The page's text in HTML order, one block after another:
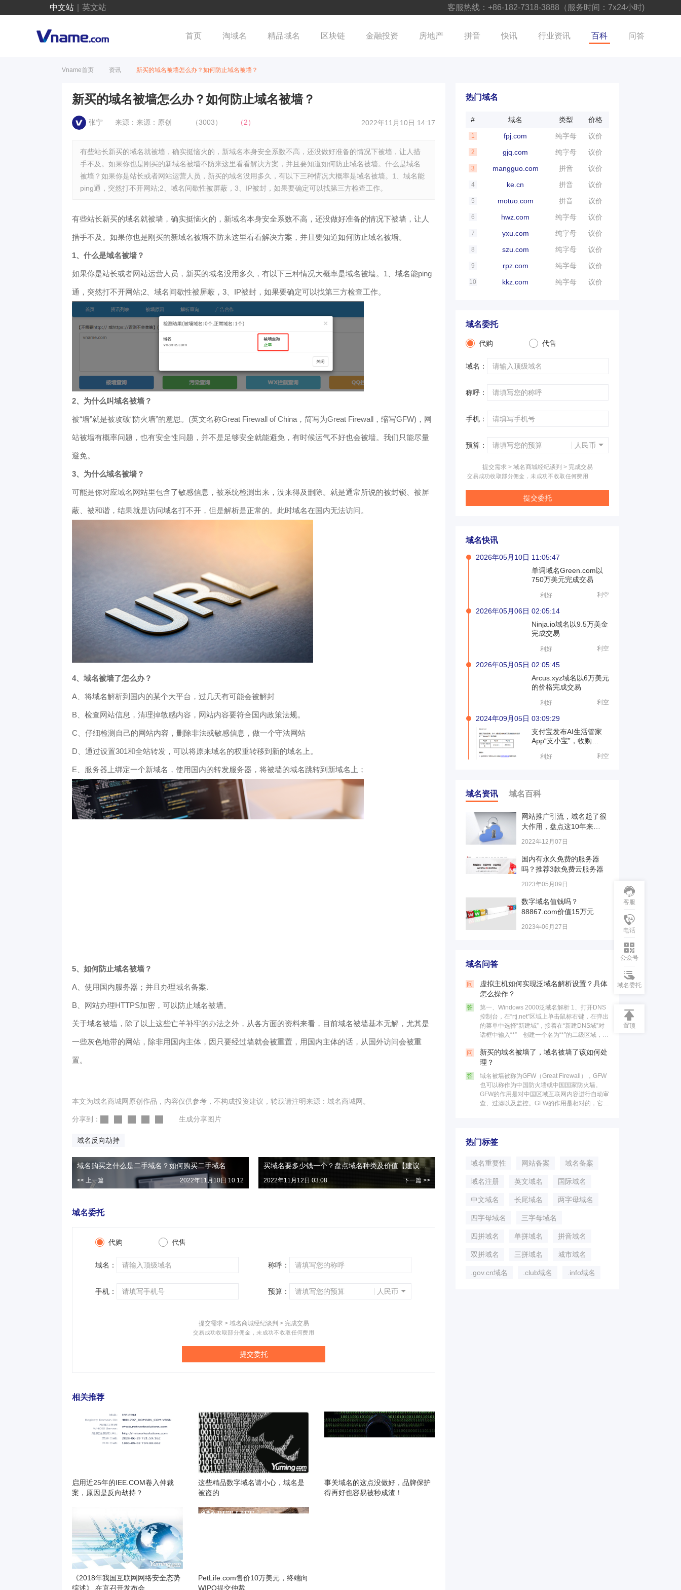
中文站 英文站 客服热线：+86-182-7318-3888（服务时间：7x24小时)
首页 淘域名 精品域名 区块链 金融投资 房地产 拼音 快讯 行业资讯 百科 问答
Vname首页 资讯 新买的域名被墙怎么办？如何防止域名被墙？
新买的域名被墙怎么办？如何防止域名被墙？
张宁 来源：来源：原创 （3003） （2） 2022年11月10日 14:17
有些站长新买的域名就被墙，确实挺恼火的，新域名本身安全系数不高，还没做好准备的情况下被墙，让人措
手不及。如果你也是刚买的新域名被墙不防来这里看看解决方案，并且要知道如何防止域名被墙。什么是域名
被墙？如果你是站长或者网站运营人员，新买的域名没用多久，有以下三种情况大概率是域名被墙。1、域名能
ping通，突然打不开网站;2、域名间歇性被屏蔽，3、IP被封，如果要确定可以找第三方检查工作。
有些站长新买的域名就被墙，确实挺恼火的，新域名本身安全系数不高，还没做好准备的情况下被墙，让人
措手不及。如果你也是刚买的新域名被墙不防来这里看看解决方案，并且要知道如何防止域名被墙。
1、什么是域名被墙？
如果你是站长或者网站运营人员，新买的域名没用多久，有以下三种情况大概率是域名被墙。1、域名能ping
通，突然打不开网站;2、域名间歇性被屏蔽，3、IP被封，如果要确定可以找第三方检查工作。
2、为什么叫域名被墙？
被“墙”就是被攻破“防火墙”的意思。(英文名称Great Firewall of China，简写为Great Firewall，缩写GFW)，网
站被墙有概率问题，也有安全性问题，并不是足够安全就能避免，有时候运气不好也会被墙。我们只能尽量
避免。
3、为什么域名被墙？
可能是你对应域名网站里包含了敏感信息，被系统检测出来，没来得及删除。就是通常所说的被封锁、被屏
蔽、被和谐，结果就是访问域名打不开，但是解析是正常的。此时域名在国内无法访问。
4、域名被墙了怎么办？
A、将域名解析到国内的某个大平台，过几天有可能会被解封
B、检查网站信息，清理掉敏感内容，网站内容要符合国内政策法规。
C、仔细检测自己的网站内容，删除非法或敏感信息，做一个守法网站
D、通过设置301和全站转发，可以将原来域名的权重转移到新的域名上。
E、服务器上绑定一个新域名，使用国内的转发服务器，将被墙的域名跳转到新域名上；
5、如何防止域名被墙？
A、使用国内服务器；并且办理域名备案.
B、网站办理HTTPS加密，可以防止域名被墙。
关于域名被墙，除了以上这些亡羊补牢的办法之外，从各方面的资料来看，目前域名被墙基本无解，尤其是
一些灰色地带的网站，除非用国内主体，因只要经过墙就会被重置，用国内主体的话，从国外访问会被重
置。
本文为域名商城网原创作品，内容仅供参考，不构成投资建议，转载请注明来源：域名商城网。
分享到： 生成分享图片
域名反向劫持
域名购买之什么是二手域名？如何购买二手域名
<< 上一篇 2022年11月10日 10:12
买域名要多少钱一个？盘点域名种类及价值【建议收藏】
2022年11月12日 03:08 下一篇 >>
域名委托
代购 代售
域名： 称呼：
手机： 预算： 人民币
提交需求 > 域名商城经纪谈判 > 完成交易
交易成功收取部分佣金，未成功不收取任何费用
提交委托
相关推荐
启用近25年的IEE.COM卷入仲裁
案，原因是反向劫持？
这些精品数字域名请小心，域名是
被盗的
事关域名的这点没做好，品牌保护
得再好也容易被秒成渣！
《2018年我国互联网网络安全态势
综述》 在京召开发布会
PetLife.com售价10万美元，终端向
WIPO提交仲裁
热门域名
# 域名 类型 价格
1 fpj.com 纯字母 议价
2 gjq.com 纯字母 议价
3 mangguo.com 拼音 议价
4 ke.cn 拼音 议价
5 motuo.com 拼音 议价
6 hwz.com 纯字母 议价
7 yxu.com 纯字母 议价
8 szu.com 纯字母 议价
9 rpz.com 纯字母 议价
10 kkz.com 纯字母 议价
域名委托
代购 代售
域名：
称呼：
手机：
预算： 人民币
提交需求 > 域名商城经纪谈判 > 完成交易
交易成功收取部分佣金，未成功不收取任何费用
提交委托
域名快讯
2026年05月10日 11:05:47
单词域名Green.com以
750万美元完成交易
利好 利空
2026年05月06日 02:05:14
Ninja.io域名以9.5万美金
完成交易
利好 利空
2026年05月05日 02:05:45
Arcus.xyz域名以6万美元
的价格完成交易
利好 利空
2024年09月05日 03:09:29
支付宝发布AI生活管家
App“支小宝”，收购
域名利好 利空
域名资讯 域名百科
网站推广引流，域名起了很
大作用，盘点这10年来…
2022年12月07日
国内有永久免费的服务器
吗？推荐3款免费云服务器
2023年05月09日
数字域名值钱吗？
88867.com价值15万元
2023年06月27日
域名问答
问
虚拟主机如何实现泛域名解析设置？具体
怎么操作？
答
第一、Windows 2000泛域名解析 1、打开DNS
控制台，在“rtj.net”区域上单击鼠标右键，在弹出
的菜单中选择“新建域”，接着在“新建DNS域”对
话框中输入“*” 创建一个名为“*”的二级区域，最
问
新买的域名被墙了，域名被墙了该如何处
理？
答
域名被墙被称为GFW（Great Firewall），GFW
也可以称作为中国防火墙或中国国家防火墙。
GFW的作用是对中国区域互联网内容进行自动审
查、过滤以及监控。GFW的作用是相对的，它不
热门标签
域名重要性 网站备案 域名备案
域名注册 英文域名 国际域名
中文域名 长尾域名 两字母域名
四字母域名 三字母域名
四拼域名 单拼域名 拼音域名
双拼域名 三拼域名 城市域名
.gov.cn域名 .club域名 .info域名
客服
电话
公众号
域名委托
置顶